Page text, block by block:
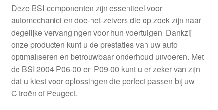
Levering
Mijn account
Over ons
Privacybeleid
Deze BSI-componenten zijn essentieel voor
automechanici en doe-het-zelvers die op zoek zijn naar
degelijke vervangingen voor hun voertuigen. Dankzij
onze producten kunt u de prestaties van uw auto
optimaliseren en betrouwbaar onderhoud uitvoeren. Met
de BSI 2004 P06-00 en P09-00 kunt u er zeker van zijn
dat u kiest voor oplossingen die perfect passen bij uw
Citroën of Peugeot.